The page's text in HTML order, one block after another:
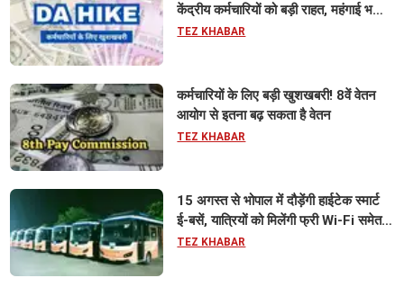
केंद्रीय कर्मचारियों को बड़ी राहत, महंगाई भत्ता
63% होने की संभावना
TEZ KHABAR
कर्मचारियों के लिए बड़ी खुशखबरी! 8वें वेतन
आयोग से इतना बढ़ सकता है वेतन
TEZ KHABAR
15 अगस्त से भोपाल में दौड़ेंगी हाईटेक स्मार्ट
ई-बसें, यात्रियों को मिलेंगी फ्री Wi-Fi समेत
आधुनिक सुविधा
TEZ KHABAR